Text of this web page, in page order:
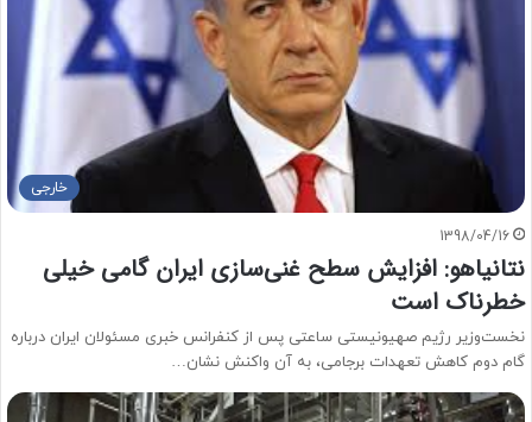
خارجی
1398/04/16
نتانیاهو: افزایش سطح غنی‌سازی ایران گامی خیلی
خطرناک است
نخست‌وزیر رژیم صهیونیستی ساعتی پس از کنفرانس خبری مسئولان ایران درباره
گام دوم کاهش تعهدات برجامی، به آن واکنش نشان…